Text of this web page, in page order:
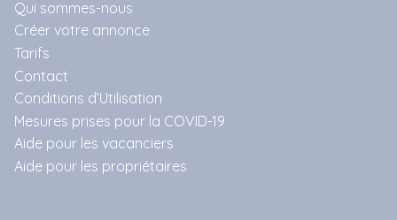
Qui sommes-nous
Créer votre annonce
Tarifs
Contact
Conditions d’Utilisation
Mesures prises pour la COVID-19
Aide pour les vacanciers
Aide pour les propriétaires